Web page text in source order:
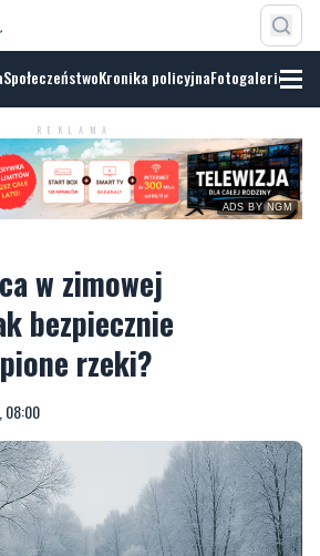
SpołeczeństwoKronika policyjnaFotogalerie
REKLAMA
ADS BY NGM
w zimowej
bezpiecznie
rzeki?
08:00